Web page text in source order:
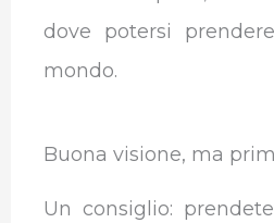
dove potersi
mondo.
Buona visione, ma
Un consiglio: